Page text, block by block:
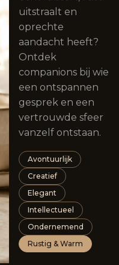
uitstraalt en
oprechte
aandacht heeft?
Ontdek
companions bij wie
een ontspannen
gesprek en een
vertrouwde sfeer
vanzelf ontstaan.
Avontuurlijk
Creatief
Elegant
Intellectueel
Ondernemend
Rustig & Warm